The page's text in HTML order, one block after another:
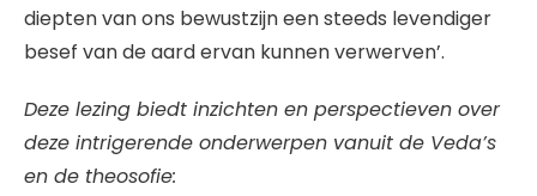
diepten van ons bewustzijn een steeds levendiger
besef van de aard ervan kunnen verwerven’.
Deze lezing biedt inzichten en perspectieven over
deze intrigerende onderwerpen vanuit de Veda’s
en de theosofie: